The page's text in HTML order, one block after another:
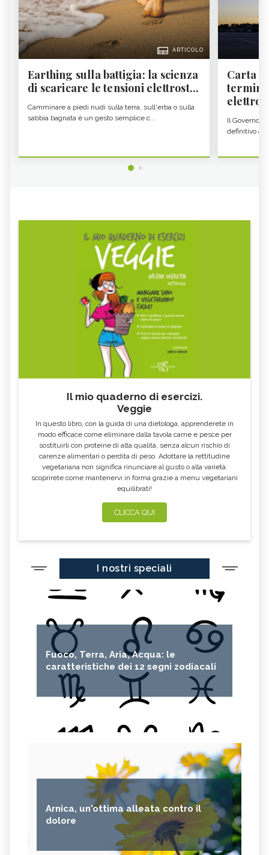
ARTICOLO
Earthing sulla battigia: la scienza
di scaricare le tensioni elettrost...
Camminare a piedi nudi sulla terra, sull'erba o sulla
sabbia bagnata è un gesto semplice c...
Carta
Il Governo
definitivo
Il mio quaderno di esercizi.
Veggie
In questo libro, con la guida di una dietologa, apprenderete in
modo efficace come eliminare dalla tavola carne e pesce per
sostituirli con proteine di alta qualità, senza alcun rischio di
carenze alimentari o perdita di peso. Adottare la rettitudine
vegetariana non significa rinunciare al gusto o alla varietà:
scoprirete come mantenervi in forma grazie a menu vegetariani
equilibrati!
CLICCA QUI
I nostri speciali
Fuoco, Terra, Aria, Acqua: le
caratteristiche dei 12 segni zodiacali
Arnica, un'ottima alleata contro il
dolore